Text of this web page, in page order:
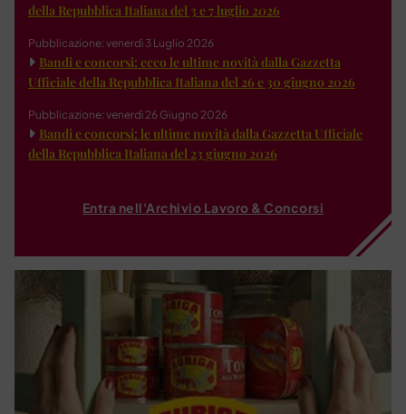
della Repubblica Italiana del 3 e 7 luglio 2026
Pubblicazione: venerdì 3 Luglio 2026
Bandi e concorsi: ecco le ultime novità dalla Gazzetta
Ufficiale della Repubblica Italiana del 26 e 30 giugno 2026
Pubblicazione: venerdì 26 Giugno 2026
Bandi e concorsi: le ultime novità dalla Gazzetta Ufficiale
della Repubblica Italiana del 23 giugno 2026
Entra nell'Archivio Lavoro & Concorsi